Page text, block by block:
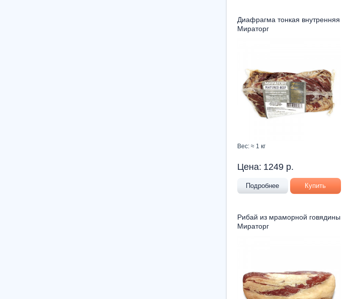
Диафрагма тонкая внутренняя
Мираторг
Вес: ≈ 1 кг
Цена: 1249 р.
Подробнее Купить
Рибай из мраморной говядины
Мираторг